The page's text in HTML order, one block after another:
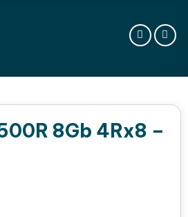
8Gb 4Rx8 –